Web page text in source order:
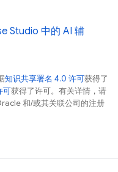
Studio 中的 AI 辅
知识共享署名 4.0 许可获得了
可获得了许可。有关详情，请
和/或其关联公司的注册